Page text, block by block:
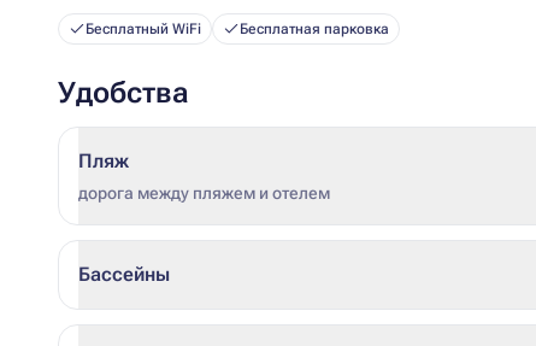
Бесплатный WiFi Бесплатная парковка
Удобства
Пляж
дорога между пляжем и отелем
Бассейны